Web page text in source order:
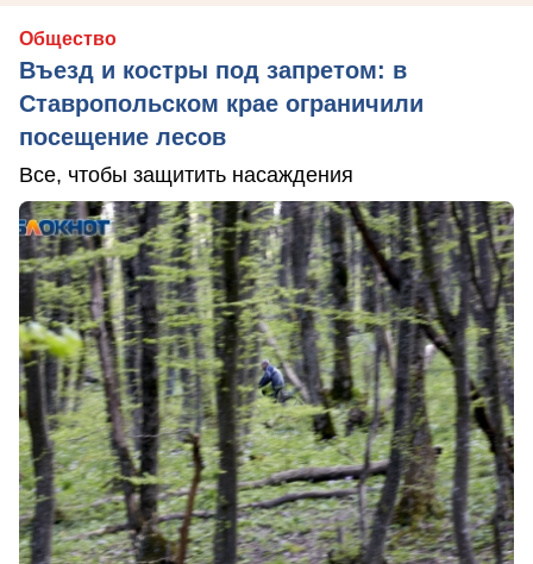
Общество
Въезд и костры под запретом: в
Ставропольском крае ограничили
посещение лесов
Все, чтобы защитить насаждения